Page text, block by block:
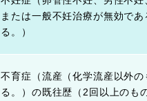
または一般不妊治療が無効であ
る。）
不育症（流産（化学流産以外の
る。）の既往歴（2回以上のも